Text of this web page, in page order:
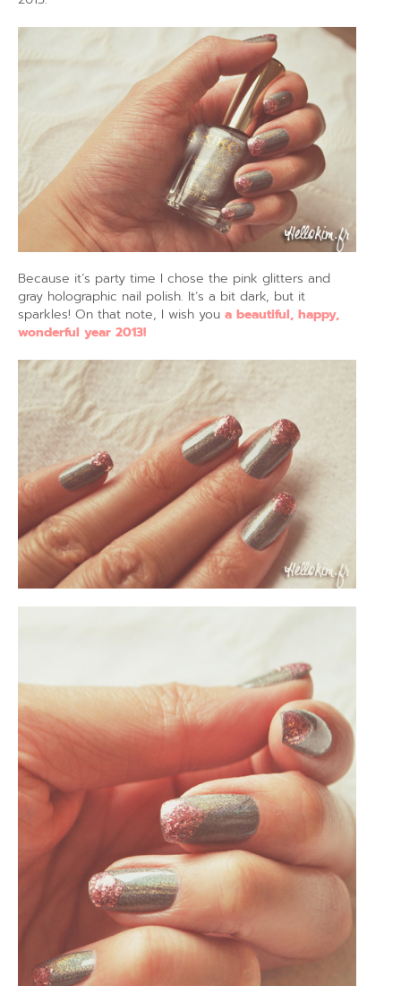
Because it’s party time I chose the pink glitters and
gray holographic nail polish. It’s a bit dark, but it
sparkles! On that note, I wish you a beautiful, happy,
wonderful year 2013!